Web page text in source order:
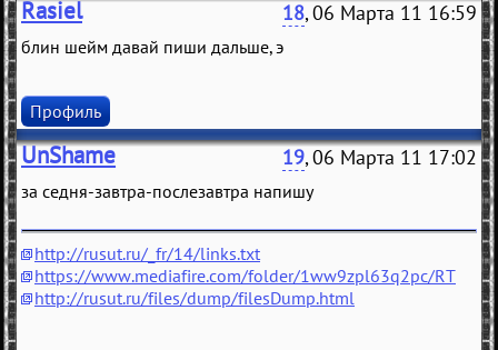
Rasiel 18, 06 Марта 11 16:59
блин шейм давай пиши дальше, э
Профиль
UnShame 19, 06 Марта 11 17:02
за седня-завтра-послезавтра напишу
http://rusut.ru/_fr/14/links.txt
https://www.mediafire.com/folder/1ww9zpl63q2pc/RT
http://rusut.ru/files/dump/filesDump.html